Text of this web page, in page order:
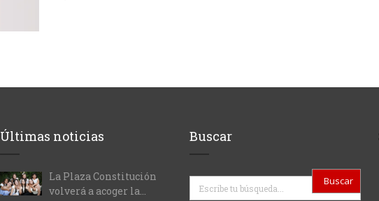
Últimas noticias
La Plaza Constitución
volverá a acoger la...
Buscar
Buscar